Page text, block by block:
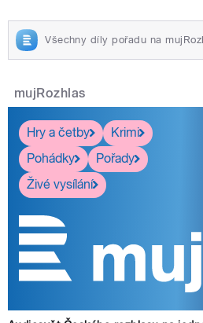
Všechny díly pořadu na
mujRozhlas
Hry a četby
Krimi
Pohádky
Pořady
Živé vysílání